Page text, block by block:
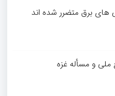
های برق متضرر شده اند
ملی و مسأله غزه